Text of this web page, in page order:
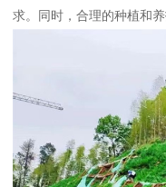
求。同时，合理的种植和